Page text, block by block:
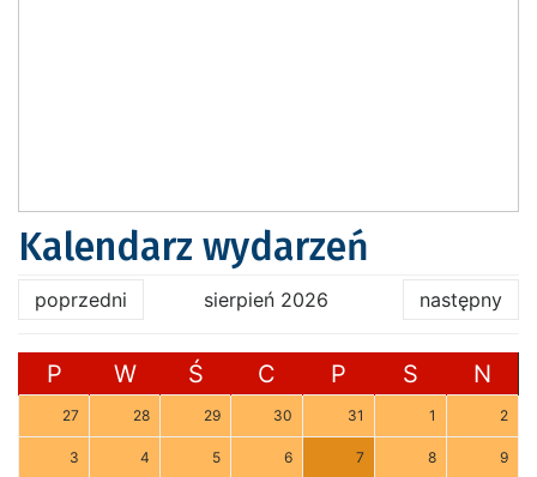
Kalendarz wydarzeń
poprzedni sierpień 2026 następny
P W Ś C P S N
27 28 29 30 31 1 2
3 4 5 6 7 8 9